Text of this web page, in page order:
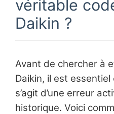
véritable
Daikin ?
Avant de chercher à
Daikin, il est essentiel
s’agit d’une erreur
historique. Voici